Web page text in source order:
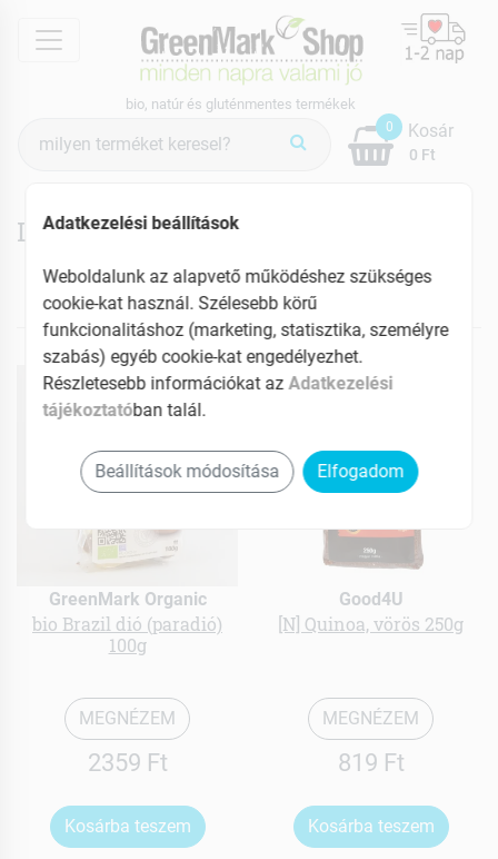
menu
bio, natúr és gluténmentes termékek
keresés
0
0 Ft
Kosár
Lédig natúr mag
NEKED AJÁNLJUK
GreenMark Organic
bio Brazil dió (paradió)
100g
MEGNÉZEM
2359 Ft
Kosárba teszem
Good4U
[N] Quinoa, vörös 250g
MEGNÉZEM
819 Ft
Kosárba teszem
Adatkezelési beállítások
Weboldalunk az alapvető működéshez szükséges
cookie-kat használ. Szélesebb körű
funkcionalitáshoz (marketing, statisztika, személyre
szabás) egyéb cookie-kat engedélyezhet.
Részletesebb információkat az Adatkezelési
tájékoztatóban talál.
Beállítások módosítása Elfogadom